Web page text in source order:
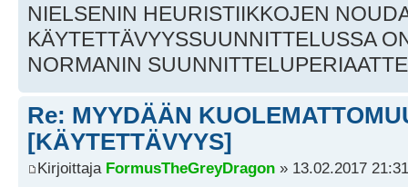
NIELSENIN HEURISTIIKKOJEN
KÄYTETTÄVYYSSUUNNITTELUSSA
NORMANIN
Re: MYYDÄÄN
[KÄYTETTÄVYYS]
Kirjoittaja FormusTheGreyDragon » 13.02.2017 21:31